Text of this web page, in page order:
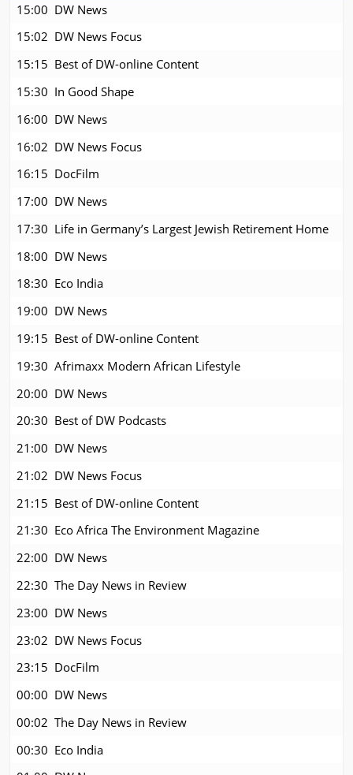
15:00 DW News
15:02 DW News Focus
15:15 Best of DW-online Content
15:30 In Good Shape
16:00 DW News
16:02 DW News Focus
16:15 DocFilm
17:00 DW News
17:30 Life in Germany’s Largest Jewish Retirement Home
18:00 DW News
18:30 Eco India
19:00 DW News
19:15 Best of DW-online Content
19:30 Afrimaxx Modern African Lifestyle
20:00 DW News
20:30 Best of DW Podcasts
21:00 DW News
21:02 DW News Focus
21:15 Best of DW-online Content
21:30 Eco Africa The Environment Magazine
22:00 DW News
22:30 The Day News in Review
23:00 DW News
23:02 DW News Focus
23:15 DocFilm
00:00 DW News
00:02 The Day News in Review
00:30 Eco India